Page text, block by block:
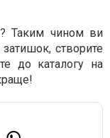
Таким чином ви
створите
до каталогу на